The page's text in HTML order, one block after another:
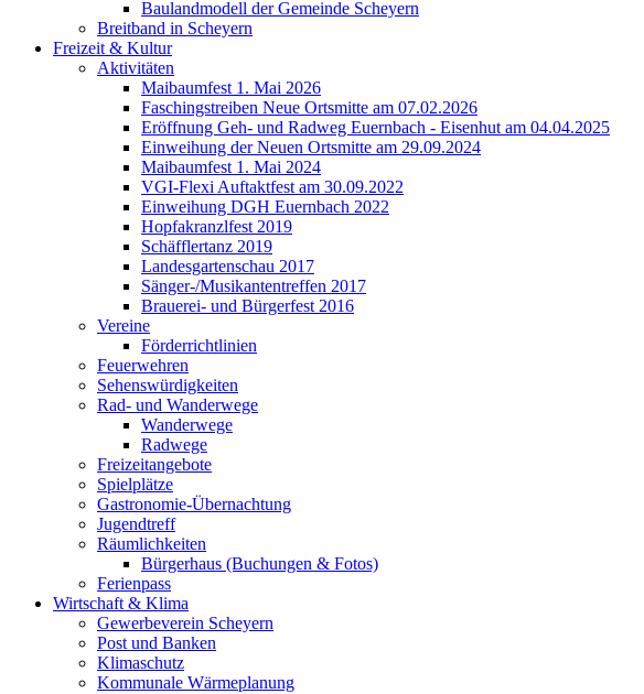
Baulandmodell der Gemeinde Scheyern
Breitband in Scheyern
Freizeit & Kultur
Aktivitäten
Maibaumfest 1. Mai 2026
Faschingstreiben Neue Ortsmitte am 07.02.2026
Eröffnung Geh- und Radweg Euernbach - Eisenhut am 04.04.2025
Einweihung der Neuen Ortsmitte am 29.09.2024
Maibaumfest 1. Mai 2024
VGI-Flexi Auftaktfest am 30.09.2022
Einweihung DGH Euernbach 2022
Hopfakranzlfest 2019
Schäfflertanz 2019
Landesgartenschau 2017
Sänger-/Musikantentreffen 2017
Brauerei- und Bürgerfest 2016
Vereine
Förderrichtlinien
Feuerwehren
Sehenswürdigkeiten
Rad- und Wanderwege
Wanderwege
Radwege
Freizeitangebote
Spielplätze
Gastronomie-Übernachtung
Jugendtreff
Räumlichkeiten
Bürgerhaus (Buchungen & Fotos)
Ferienpass
Wirtschaft & Klima
Gewerbeverein Scheyern
Post und Banken
Klimaschutz
Kommunale Wärmeplanung